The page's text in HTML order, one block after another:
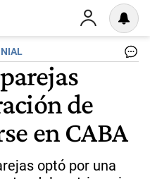
de
en CABA
optó por una